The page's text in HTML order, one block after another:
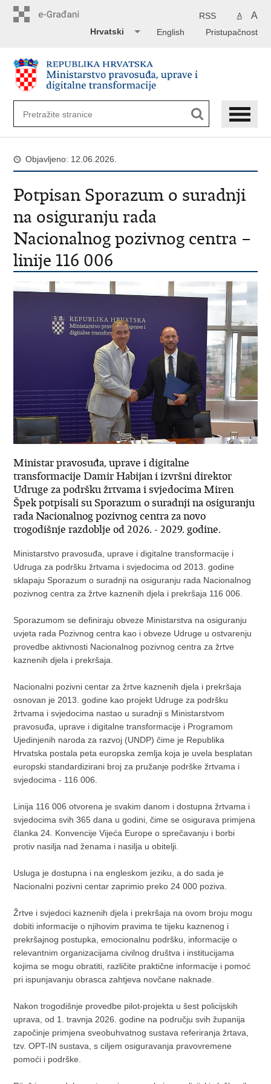
A A
RSS
Pristupačnost
English
Hrvatski
Objavljeno: 12.06.2026.
Potpisan Sporazum o suradnji
na osiguranju rada
Nacionalnog pozivnog centra –
linije 116 006
Ministar pravosuđa, uprave i digitalne
transformacije Damir Habijan i izvršni direktor
Udruge za podršku žrtvama i svjedocima Miren
Špek potpisali su Sporazum o suradnji na osiguranju
rada Nacionalnog pozivnog centra za novo
trogodišnje razdoblje od 2026. - 2029. godine.
Ministarstvo pravosuđa, uprave i digitalne transformacije i
Udruga za podršku žrtvama i svjedocima od 2013. godine
sklapaju Sporazum o suradnji na osiguranju rada Nacionalnog
pozivnog centra za žrtve kaznenih djela i prekršaja 116 006.
Sporazumom se definiraju obveze Ministarstva na osiguranju
uvjeta rada Pozivnog centra kao i obveze Udruge u ostvarenju
provedbe aktivnosti Nacionalnog pozivnog centra za žrtve
kaznenih djela i prekršaja.
Nacionalni pozivni centar za žrtve kaznenih djela i prekršaja
osnovan je 2013. godine kao projekt Udruge za podršku
žrtvama i svjedocima nastao u suradnji s Ministarstvom
pravosuđa, uprave i digitalne transformacije i Programom
Ujedinjenih naroda za razvoj (UNDP) čime je Republika
Hrvatska postala peta europska zemlja koja je uvela besplatan
europski standardizirani broj za pružanje podrške žrtvama i
svjedocima - 116 006.
Linija 116 006 otvorena je svakim danom i dostupna žrtvama i
svjedocima svih 365 dana u godini, čime se osigurava primjena
članka 24. Konvencije Vijeća Europe o sprečavanju i borbi
protiv nasilja nad ženama i nasilja u obitelji.
Usluga je dostupna i na engleskom jeziku, a do sada je
Nacionalni pozivni centar zaprimio preko 24 000 poziva.
Žrtve i svjedoci kaznenih djela i prekršaja na ovom broju mogu
dobiti informacije o njihovim pravima te tijeku kaznenog i
prekršajnog postupka, emocionalnu podršku, informacije o
relevantnim organizacijama civilnog društva i institucijama
kojima se mogu obratiti, različite praktične informacije i pomoć
pri ispunjavanju obrasca zahtjeva novčane naknade.
Nakon trogodišnje provedbe pilot-projekta u šest policijskih
uprava, od 1. travnja 2026. godine na području svih županija
započinje primjena sveobuhvatnog sustava referiranja žrtava,
tzv. OPT-IN sustava, s ciljem osiguravanja pravovremene
pomoći i podrške.